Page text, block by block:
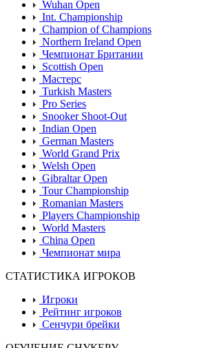
Wuhan Open
Int. Championship
Champion of Champions
Northern Ireland Open
Чемпионат Британии
Scottish Open
Мастерс
Turkish Masters
Pro Series
Snooker Shoot-Out
Indian Open
German Masters
World Grand Prix
Welsh Open
Gibraltar Open
Tour Championship
Romanian Masters
Players Championship
World Masters
China Open
Чемпионат мира
СТАТИСТИКА ИГРОКОВ
Игроки
Рейтинг игроков
Сенчури брейки